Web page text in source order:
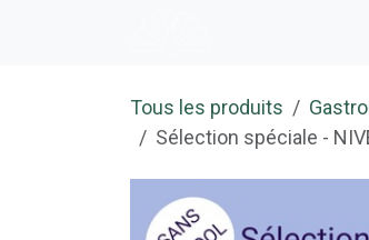
Tous les produits
Sélection spéciale -